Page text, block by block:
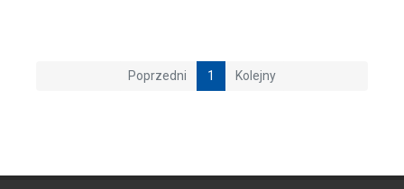
Poprzedni 1 Kolejny